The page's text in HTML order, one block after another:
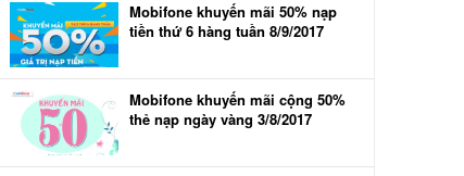
Mobifone khuyến mãi 50% nạp
tiền thứ 6 hàng tuần 8/9/2017
Mobifone khuyến mãi cộng 50%
thẻ nạp ngày vàng 3/8/2017